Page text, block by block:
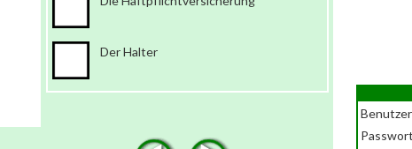
Der Halter